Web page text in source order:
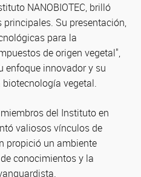
NANOBIOTEC, brilló
Su presentación,
para la
de origen vegetal",
enfoque innovador y su
vegetal.
del Instituto en
valiosos vínculos de
propició un ambiente
conocimientos y la